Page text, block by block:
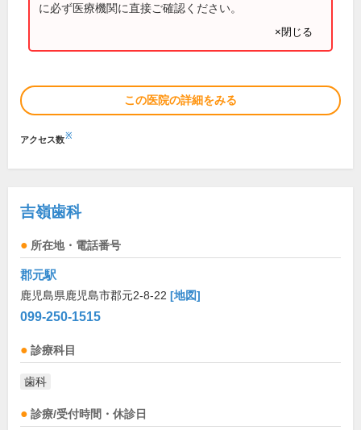
に必ず医療機関に直接ご確認ください。
×閉じる
この医院の詳細をみる
アクセス数※
吉嶺歯科
所在地・電話番号
郡元駅
鹿児島県鹿児島市郡元2-8-22 [地図]
099-250-1515
診療科目
歯科
診療/受付時間・休診日